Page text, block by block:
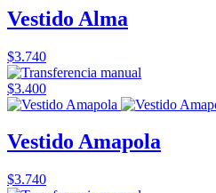
Vestido Alma
$3.740
$3.400
Vestido Amapola
$3.740